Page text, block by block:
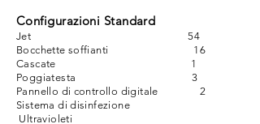
Configurazioni Standard
Jet 54
Bocchette soffianti 16
Cascate 1
Poggiatesta 3
Pannello di controllo digitale 2
Sistema di disinfezione
Ultravioleti